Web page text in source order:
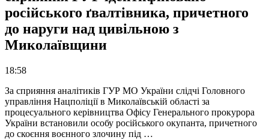
російського ґвалтівника, причетного
до наруги над цивільною з
Миколаївщини
18:58
За сприяння аналітиків ГУР МО України слідчі Головного
управління Нацполіції в Миколаївській області за
процесуального керівництва Офісу Генерального прокурора
України встановили особу російського окупанта, причетного
до скоєння воєнного злочину під …